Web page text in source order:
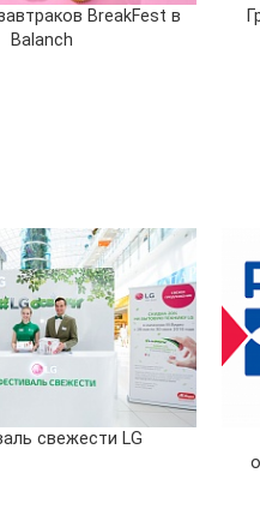
BreakFest в
Balanch
свежести LG